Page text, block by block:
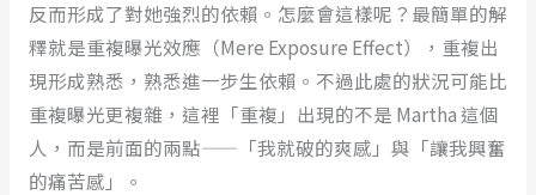
反而形成了對她強烈的依賴。怎麼會這樣呢？最簡單的解
釋就是重複曝光效應（Mere Exposure Effect），重複出
現形成熟悉，熟悉進一步生依賴。不過此處的狀況可能比
重複曝光更複雜，這裡「重複」出現的不是 Martha 這個
人，而是前面的兩點——「我就破的爽感」與「讓我興奮
的痛苦感」。